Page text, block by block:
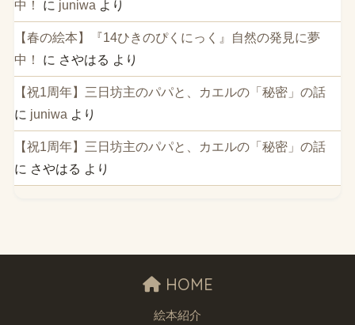
中！
に juniwa より
【春の絵本】『14ひきのぴくにっく』自然の発見に夢
中！
に さやはる より
【祝1周年】三日坊主のパパと、カエルの「秘密」の話
に juniwa より
【祝1周年】三日坊主のパパと、カエルの「秘密」の話
に さやはる より
HOME
絵本紹介